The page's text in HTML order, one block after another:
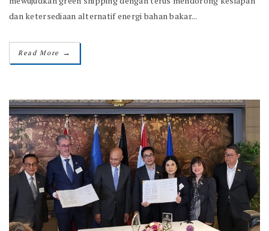
dan ketersediaan alternatif energi bahan bakar...
Read More →